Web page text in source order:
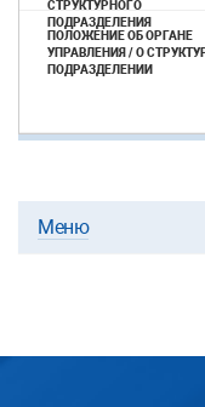
Меню